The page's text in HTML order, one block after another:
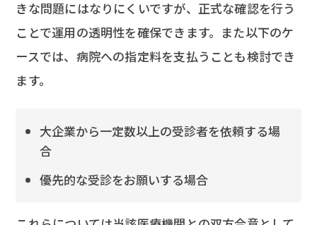
きな問題にはなりにくいですが、正式な確認を行う
ことで運用の透明性を確保できます。また以下のケ
ースでは、病院への指定料を支払うことも検討でき
ます。
大企業から一定数以上の受診者を依頼する場
合
優先的な受診をお願いする場合